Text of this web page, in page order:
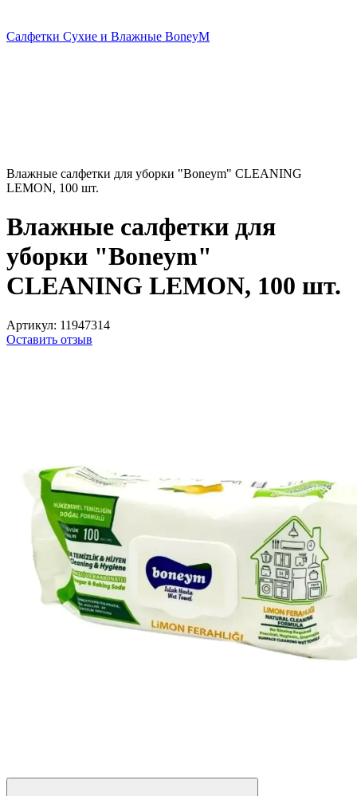
Салфетки Сухие и Влажные BoneyM
Влажные салфетки для уборки "Boneym" CLEANING
LEMON, 100 шт.
Влажные салфетки для
уборки "Boneym"
CLEANING LEMON, 100 шт.
Артикул: 11947314
Оставить отзыв